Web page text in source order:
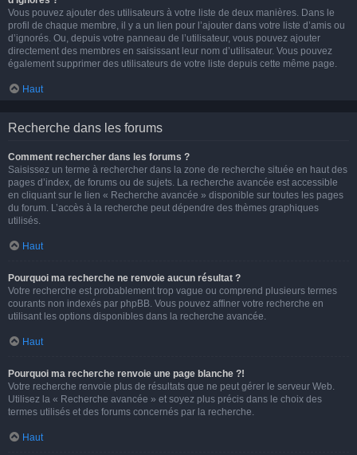
Vous pouvez ajouter des utilisateurs à votre liste de deux manières. Dans le
profil de chaque membre, il y a un lien pour l’ajouter dans votre liste d’amis ou
d’ignorés. Ou, depuis votre panneau de l’utilisateur, vous pouvez ajouter
directement des membres en saisissant leur nom d’utilisateur. Vous pouvez
également supprimer des utilisateurs de votre liste depuis cette même page.
Haut
Recherche dans les forums
Comment rechercher dans les forums ?
Saisissez un terme à rechercher dans la zone de recherche située en haut des
pages d’index, de forums ou de sujets. La recherche avancée est accessible
en cliquant sur le lien « Recherche avancée » disponible sur toutes les pages
du forum. L’accès à la recherche peut dépendre des thèmes graphiques
utilisés.
Haut
Pourquoi ma recherche ne renvoie aucun résultat ?
Votre recherche est probablement trop vague ou comprend plusieurs termes
courants non indexés par phpBB. Vous pouvez affiner votre recherche en
utilisant les options disponibles dans la recherche avancée.
Haut
Pourquoi ma recherche renvoie une page blanche ?!
Votre recherche renvoie plus de résultats que ne peut gérer le serveur Web.
Utilisez la « Recherche avancée » et soyez plus précis dans le choix des
termes utilisés et des forums concernés par la recherche.
Haut